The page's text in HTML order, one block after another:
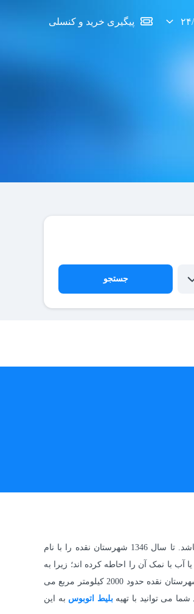
پیگیری خرید و کنسلی
جستجو
نقده یکی از شهرهای استان آذربایجان غربی و از شهرهای جنوبی این استان محسوب می شود. فاصله این شهر با جنوب شرق ارومیه حدود 95 کیلومتر مربع می باشد. تا سال 1346 شهرستان نقده را با نام
با نمک آن را احاطه کرده اند؛ زیرا به
دریاچه شور ارومیه نزدیک می باشد. این شهرستان از سمت غرب به اشنویه، از شمال به ارومیه، از جنوب به پیرانشهر و از غرب به مهاباد منتهی می گردد. وسعت شهرستان نقده حدود 2000 کیلومتر مربع می
بلیط اتوبوس به این